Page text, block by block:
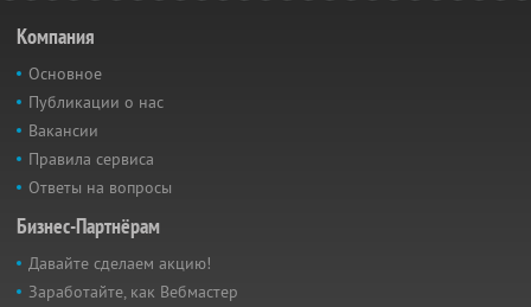
Компания
Основное
Публикации о нас
Вакансии
Правила сервиса
Ответы на вопросы
Бизнес-Партнёрам
Давайте сделаем акцию!
Заработайте, как Вебмастер